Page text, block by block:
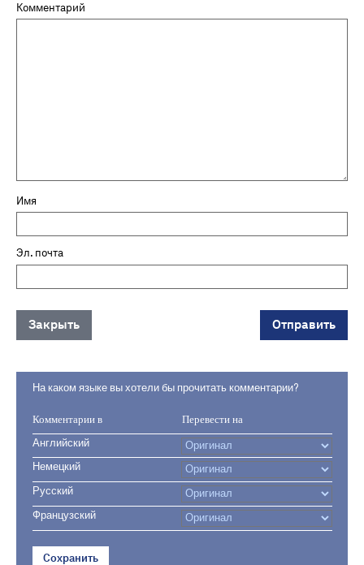
Комментарий
Имя
Эл. почта
Закрыть Отправить
На каком языке вы хотели бы прочитать комментарии?
Комментарии в Перевести на
Английский
Немецкий
Русский
Французский
Сохранить